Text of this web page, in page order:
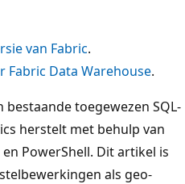
van Fabric.
Data Warehouse.
toegewezen SQL-
herstelt met behulp van
PowerShell. Dit artikel is
als geo-